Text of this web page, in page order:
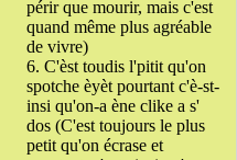
périr que mourir, mais c'est
quand même plus agréable
de vivre)
6. C'èst toudis l'pitit qu'on
spotche èyèt pourtant c'è-st-
insi qu'on-a ène clike a s'
dos (C'est toujours le plus
petit qu'on écrase et